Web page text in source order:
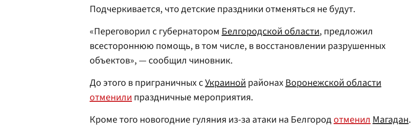
Подчеркивается, что детские праздники отменяться не будут.
«Переговорил с губернатором Белгородской области, предложил
всестороннюю помощь, в том числе, в восстановлении разрушенных
объектов», — сообщил чиновник.
До этого в приграничных сУкраинойрайонахВоронежской области
отменилипраздничные мероприятия.
Кроме того новогодние гуляния из-за атаки на БелгородотменилМагадан.